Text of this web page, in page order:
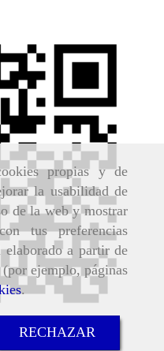
propias y de
la usabilidad de
de la web y mostrar
tus preferencias
a partir de
ejemplo, páginas
.
RECHAZAR